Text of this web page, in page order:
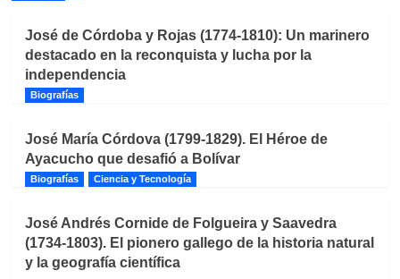
José de Córdoba y Rojas (1774-1810): Un marinero
destacado en la reconquista y lucha por la
independencia
Biografías
José María Córdova (1799-1829). El Héroe de
Ayacucho que desafió a Bolívar
Biografías Ciencia y Tecnología
José Andrés Cornide de Folgueira y Saavedra
(1734-1803). El pionero gallego de la historia natural
y la geografía científica